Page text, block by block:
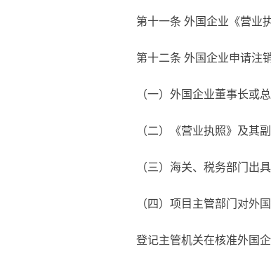
第十一条 外国企业《营业
第十二条 外国企业申请注
（一）外国企业董事长或
（二）《营业执照》及其
（三）海关、税务部门出
（四）项目主管部门对外
登记主管机关在核准外国